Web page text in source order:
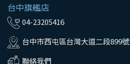
台中旗艦店
04-23205416
台中市西屯區台灣大道二段899號
聯絡我們